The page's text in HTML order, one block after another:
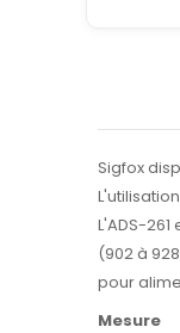
Sigfox
L'ADS-
(902 à
pour
Mesure